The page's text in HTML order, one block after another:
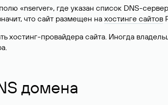
«nserver», где указан список DNS-
что сайт размещен на хостинге сайтов
хостинг-провайдера сайта. Иногда
домена